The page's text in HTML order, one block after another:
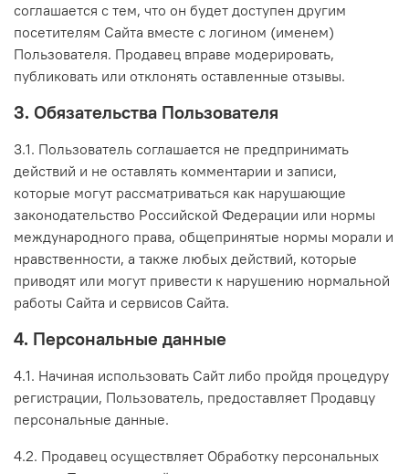
соглашается с тем, что он будет доступен другим
посетителям Сайта вместе с логином (именем)
Пользователя. Продавец вправе модерировать,
публиковать или отклонять оставленные отзывы.
3. Обязательства Пользователя
3.1. Пользователь соглашается не предпринимать
действий и не оставлять комментарии и записи,
которые могут рассматриваться как нарушающие
законодательство Российской Федерации или нормы
международного права, общепринятые нормы морали и
нравственности, а также любых действий, которые
приводят или могут привести к нарушению нормальной
работы Сайта и сервисов Сайта.
4. Персональные данные
4.1. Начиная использовать Сайт либо пройдя процедуру
регистрации, Пользователь, предоставляет Продавцу
персональные данные.
4.2. Продавец осуществляет Обработку персональных